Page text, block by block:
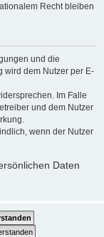
Recht bleiben
und die
wird dem Nutzer per E-
Im Falle
und dem Nutzer
wenn der Nutzer
Daten